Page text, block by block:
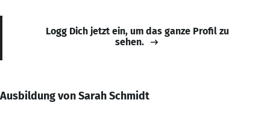
Logg Dich jetzt ein, um das ganze Profil zu
sehen.
Ausbildung von Sarah Schmidt